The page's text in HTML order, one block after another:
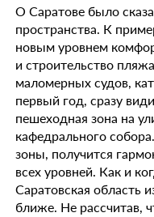
О Саратове было
пространства. К
новым уровнем
и строительство
маломерных судов,
первый год, сразу
пешеходная зона на
кафедрального
зоны, получится
всех уровней. Как и
Саратовская область
ближе. Не рассчитав,